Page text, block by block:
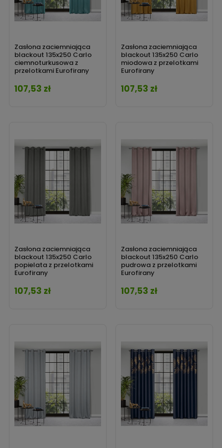
Zasłona zaciemniająca
blackout 135x250 Carlo
ciemnoturkusowa z
przelotkami Eurofirany
Cena
107,53 zł
Zasłona zaciemniająca
blackout 135x250 Carlo
miodowa z przelotkami
Eurofirany
Cena
107,53 zł
Zasłona zaciemniająca
blackout 135x250 Carlo
popielata z przelotkami
Eurofirany
Cena
107,53 zł
Zasłona zaciemniająca
blackout 135x250 Carlo
pudrowa z przelotkami
Eurofirany
Cena
107,53 zł